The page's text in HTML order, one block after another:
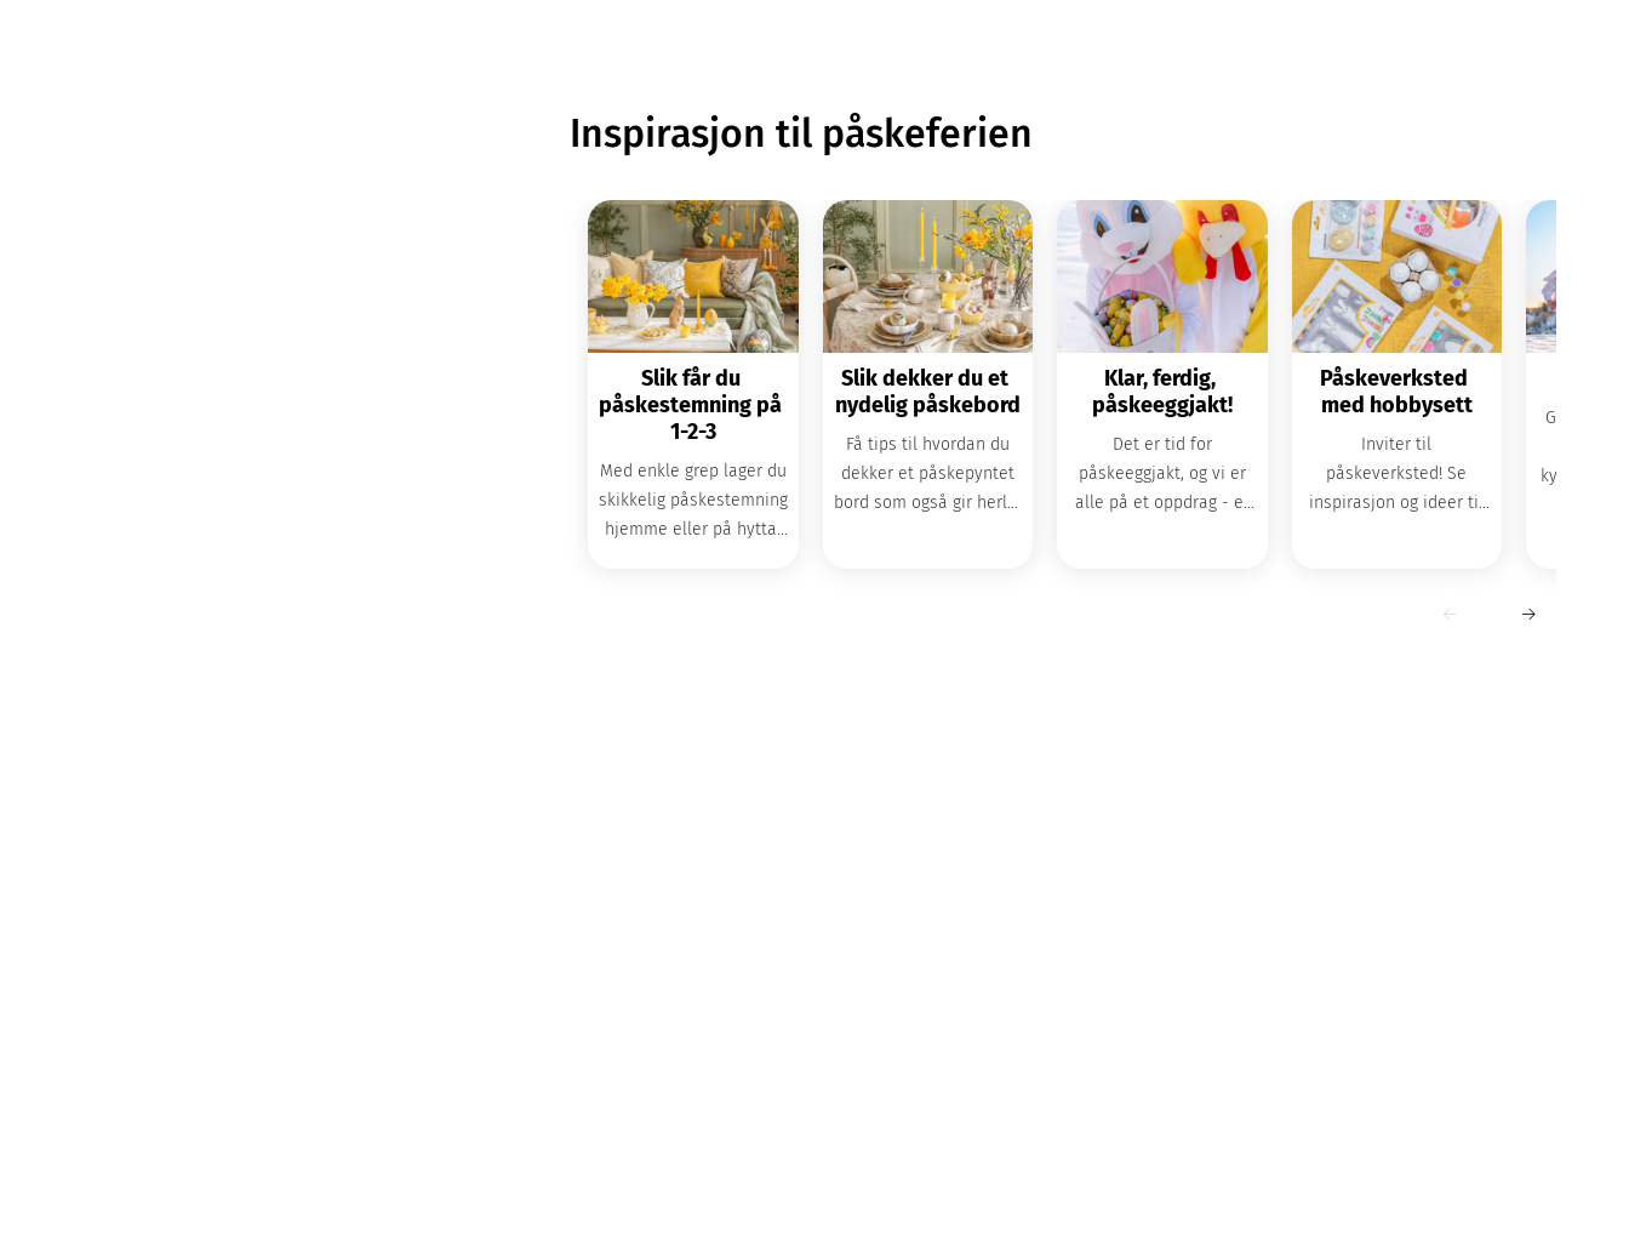
Inspirasjon til påskeferien
Slik får du
påskestemning på
1-2-3
Med enkle grep lager du
skikkelig påskestemning
hjemme eller på hytta!
Slik dekker du et
nydelig påskebord
Få tips til hvordan du
dekker et påskepyntet
bord som også gir herlig
Klar, ferdig,
påskeeggjakt!
Det er tid for
påskeeggjakt, og vi er
alle på et oppdrag - et
Påskeverksted
med hobbysett
Inviter til
påskeverksted! Se
inspirasjon og ideer til
Gjør